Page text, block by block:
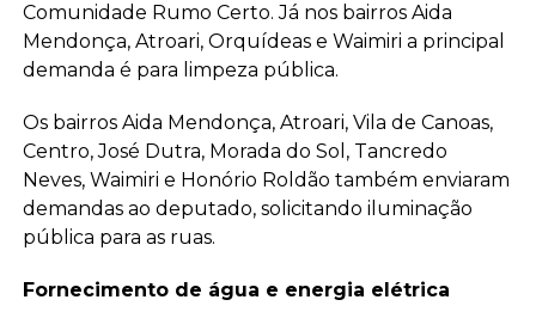
Comunidade Rumo Certo. Já nos bairros Aida
Mendonça, Atroari, Orquídeas e Waimiri a principal
demanda é para limpeza pública.
Os bairros Aida Mendonça, Atroari, Vila de Canoas,
Centro, José Dutra, Morada do Sol, Tancredo
Neves, Waimiri e Honório Roldão também enviaram
demandas ao deputado, solicitando iluminação
pública para as ruas.
Fornecimento de água e energia elétrica